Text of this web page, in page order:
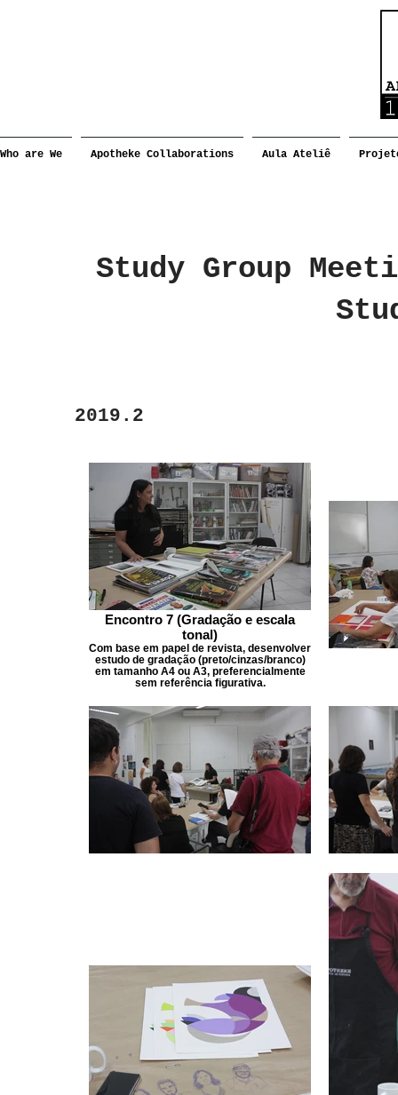
Who are We Apotheke Collaborations Aula Ateliê
Study Group
2019.2
Encontro 7 (Gradação e escala
tonal)
Com base em papel de revista, desenvolver
estudo de gradação (preto/cinzas/branco)
em tamanho A4 ou A3, preferencialmente
sem referência figurativa.